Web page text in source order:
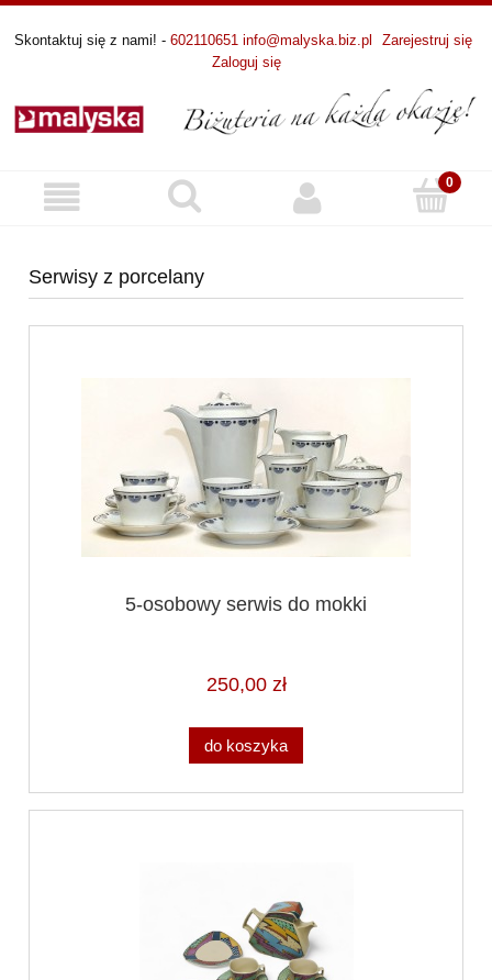
Skontaktuj się z nami! - 602110651 info@malyska.biz.pl
Zarejestruj się
Zaloguj się
Serwisy z porcelany
5-osobowy serwis do mokki
250,00 zł
do koszyka